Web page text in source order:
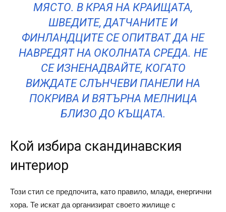
МЯСТО. В КРАЯ НА КРАИЩАТА,
ШВЕДИТЕ, ДАТЧАНИТЕ И
ФИНЛАНДЦИТЕ СЕ ОПИТВАТ ДА НЕ
НАВРЕДЯТ НА ОКОЛНАТА СРЕДА. НЕ
СЕ ИЗНЕНАДВАЙТЕ, КОГАТО
ВИЖДАТЕ СЛЪНЧЕВИ ПАНЕЛИ НА
ПОКРИВА И ВЯТЪРНА МЕЛНИЦА
БЛИЗО ДО КЪЩАТА.
Кой избира скандинавския
интериор
Този стил се предпочита, като правило, млади, енергични
хора. Те искат да организират своето жилище с